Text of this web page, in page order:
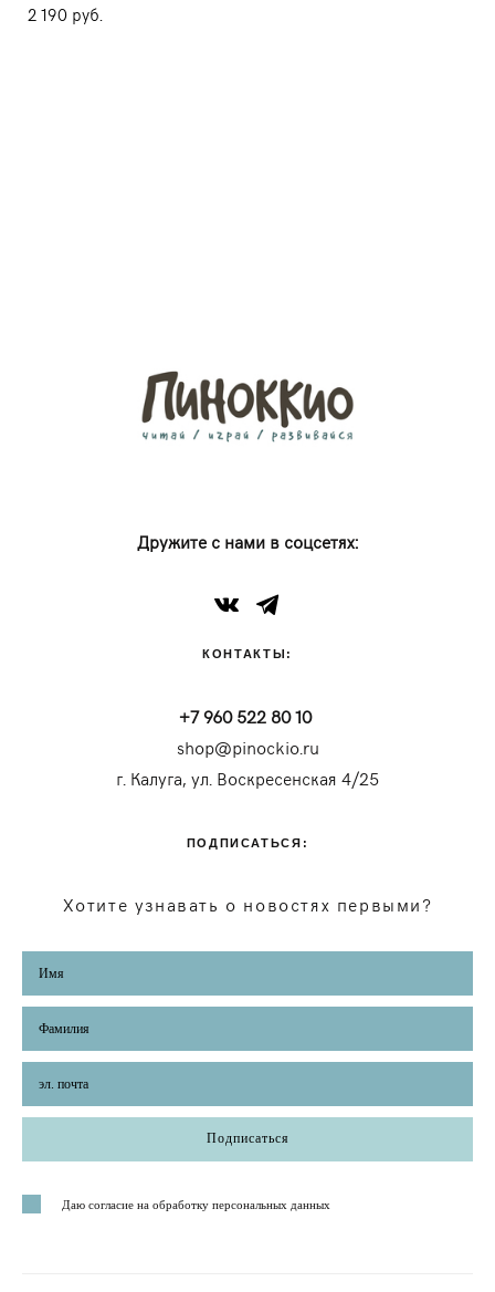
2 190 pуб.
Дружите с нами в соцсетях:
КОНТАКТЫ:
+7 960 522 80 10
shop@pinockio.ru
г. Калуга, ул. Воскресенская 4/25
ПОДПИСАТЬСЯ:
Хотите узнавать о новостях первыми?
Подписаться
Даю согласие на обработку персональных данных